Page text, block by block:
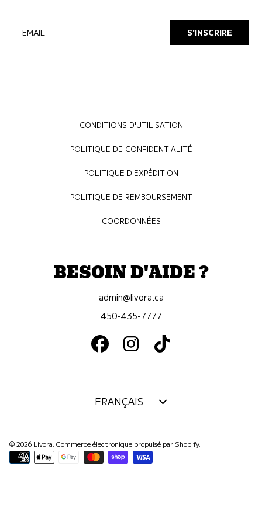
EMAIL S'INSCRIRE
CONDITIONS D'UTILISATION
POLITIQUE DE CONFIDENTIALITÉ
POLITIQUE D'EXPÉDITION
POLITIQUE DE REMBOURSEMENT
COORDONNÉES
BESOIN D'AIDE ?
admin@livora.ca
450-435-7777
FACEBOOKINSTAGRAMTIKTOK
© 2026 Livora. Commerce électronique propulsé par Shopify.
Modes
de
FRANÇAIS